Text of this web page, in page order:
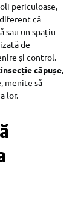
periculoase,
că
sau un spațiu
de
și control.
căpușe,
menite să
lor.